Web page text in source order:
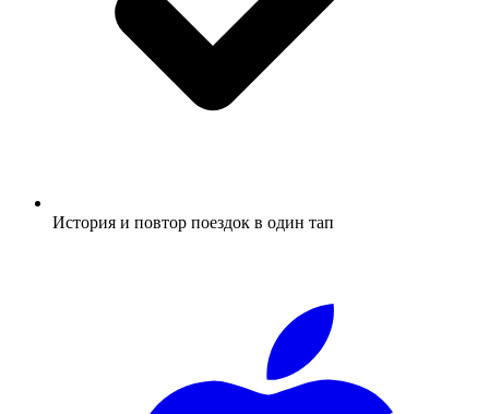
История и повтор поездок в один тап